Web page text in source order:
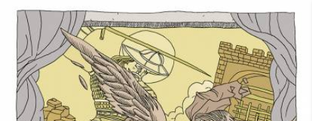
Skip to main content